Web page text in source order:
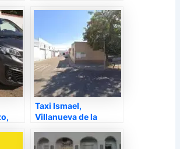
Taxi Ismael,
Villanueva de la